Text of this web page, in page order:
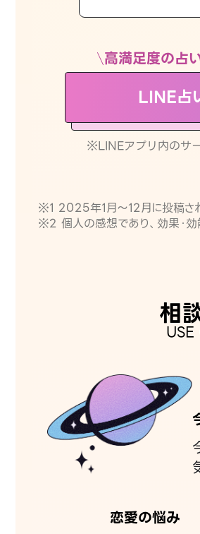
高満足度の占
LINE占
※LINEアプリ内のサ
※1 2025年1月〜12月に投稿さ
※2 個人の感想であり、効果・
相
USE
恋愛の悩み